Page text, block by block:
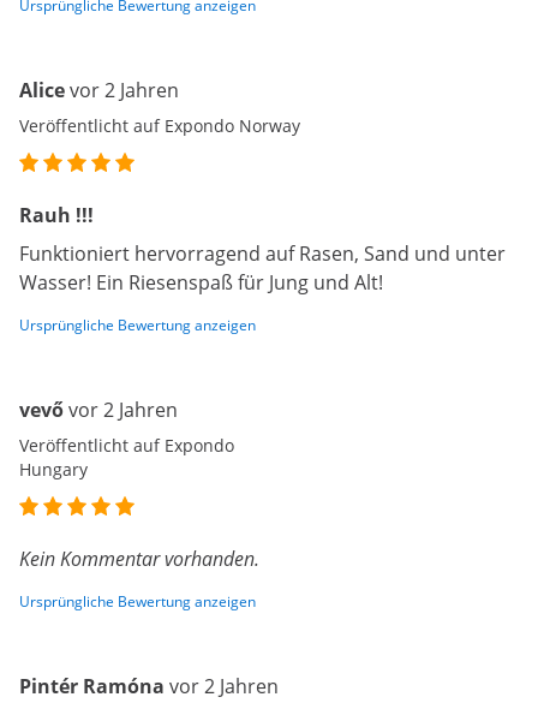
Ursprüngliche Bewertung anzeigen
Alicevor 2 Jahren
Veröffentlicht auf Expondo Norway
Rauh !!!
Funktioniert hervorragend auf Rasen, Sand und unter
Wasser! Ein Riesenspaß für Jung und Alt!
Ursprüngliche Bewertung anzeigen
vevővor 2 Jahren
Veröffentlicht auf Expondo
Hungary
Kein Kommentar vorhanden.
Ursprüngliche Bewertung anzeigen
Pintér Ramóna vor 2 Jahren